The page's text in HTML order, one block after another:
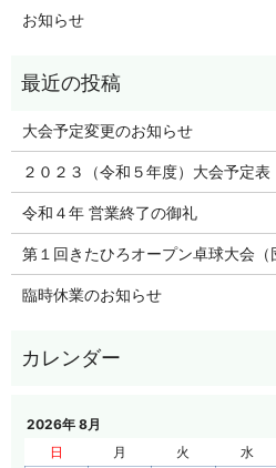
お知らせ
大会予定変更のお知らせ
２０２３（令和５年度）大会予定
令和４年 営業終了の御礼
第１回きたひろオープン卓球大会
臨時休業のお知らせ
2026年 8月
日
月 火 水